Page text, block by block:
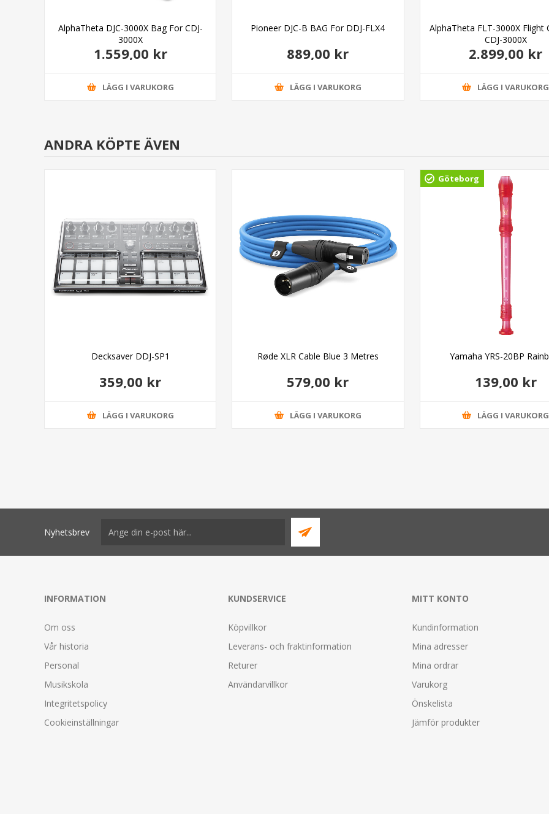
AlphaTheta DJC-3000X Bag For CDJ-
3000X
1.559,00 kr
LÄGG I VARUKORG
Pioneer DJC-B BAG For DDJ-FLX4
889,00 kr
LÄGG I VARUKORG
AlphaTheta FLT-3000X Flight
CDJ-3000X
2.899,00 kr
LÄGG I VARUKORG
ANDRA KÖPTE ÄVEN
Decksaver DDJ-SP1
359,00 kr
LÄGG I VARUKORG
Røde XLR Cable Blue 3 Metres
579,00 kr
LÄGG I VARUKORG
Göteborg
Yamaha YRS-20BP
139,00 kr
LÄGG I VARUKORG
Nyhetsbrev
INFORMATION
Om oss
Vår historia
Personal
Musikskola
Integritetspolicy
Cookieinställningar
KUNDSERVICE
Köpvillkor
Leverans- och fraktinformation
Returer
Användarvillkor
MITT KONTO
Kundinformation
Mina adresser
Mina ordrar
Varukorg
Önskelista
Jämför produkter